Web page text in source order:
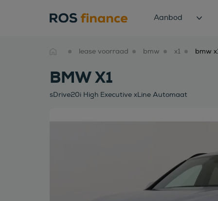
Aanbod
lease voorraad bmw x1
BMW X1
sDrive20i High Executive xLine Automaat